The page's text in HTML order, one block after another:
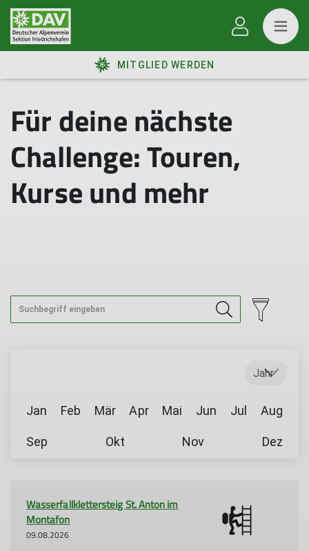
MITGLIED WERDEN
Für deine nächste
Challenge: Touren,
Kurse und mehr
Jahr
Jan Feb Mär Apr Mai Jun Jul Aug
Sep Okt Nov Dez
Wasserfallklettersteig St. Anton im
Montafon
09.08.2026